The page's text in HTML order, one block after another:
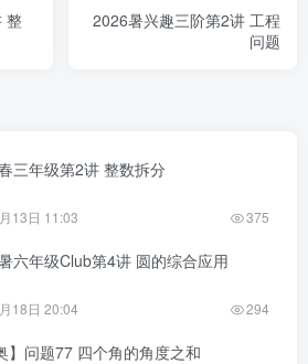
整
2026暑兴趣三阶第2讲 工程
问题
三年级第2讲 整数拆分
13日 11:03 375
六年级Club第4讲 圆的综合应用
18日 20:04 294
】问题77 四个角的角度之和